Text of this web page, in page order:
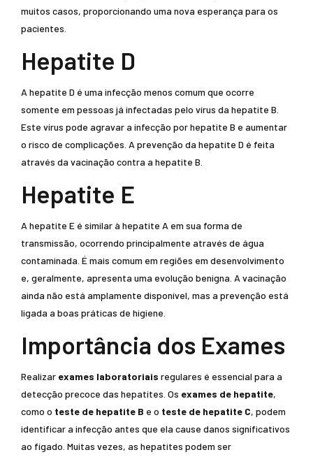
muitos casos, proporcionando uma nova esperança para os
pacientes.
Hepatite D
A hepatite D é uma infecção menos comum que ocorre
somente em pessoas já infectadas pelo vírus da hepatite B.
Este vírus pode agravar a infecção por hepatite B e aumentar
o risco de complicações. A prevenção da hepatite D é feita
através da vacinação contra a hepatite B.
Hepatite E
A hepatite E é similar à hepatite A em sua forma de
transmissão, ocorrendo principalmente através de água
contaminada. É mais comum em regiões em desenvolvimento
e, geralmente, apresenta uma evolução benigna. A vacinação
ainda não está amplamente disponível, mas a prevenção está
ligada a boas práticas de higiene.
Importância dos Exames
Realizar exames laboratoriais regulares é essencial para a
detecção precoce das hepatites. Os exames de hepatite,
como o teste de hepatite B e o teste de hepatite C, podem
identificar a infecção antes que ela cause danos significativos
ao fígado. Muitas vezes, as hepatites podem ser